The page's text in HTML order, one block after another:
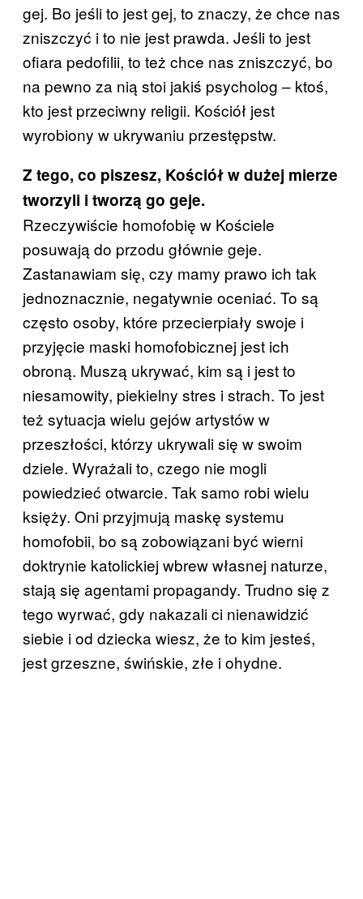
gej. Bo jeśli to jest gej, to znaczy, że chce nas
zniszczyć i to nie jest prawda. Jeśli to jest
ofiara pedofilii, to też chce nas zniszczyć, bo
na pewno za nią stoi jakiś psycholog – ktoś,
kto jest przeciwny religii. Kościół jest
wyrobiony w ukrywaniu przestępstw.
Z tego, co piszesz, Kościół w dużej mierze
tworzyli i tworzą go geje.
Rzeczywiście homofobię w Kościele
posuwają do przodu głównie geje.
Zastanawiam się, czy mamy prawo ich tak
jednoznacznie, negatywnie oceniać. To są
często osoby, które przecierpiały swoje i
przyjęcie maski homofobicznej jest ich
obroną. Muszą ukrywać, kim są i jest to
niesamowity, piekielny stres i strach. To jest
też sytuacja wielu gejów artystów w
przeszłości, którzy ukrywali się w swoim
dziele. Wyrażali to, czego nie mogli
powiedzieć otwarcie. Tak samo robi wielu
księży. Oni przyjmują maskę systemu
homofobii, bo są zobowiązani być wierni
doktrynie katolickiej wbrew własnej naturze,
stają się agentami propagandy. Trudno się z
tego wyrwać, gdy nakazali ci nienawidzić
siebie i od dziecka wiesz, że to kim jesteś,
jest grzeszne, świńskie, złe i ohydne.